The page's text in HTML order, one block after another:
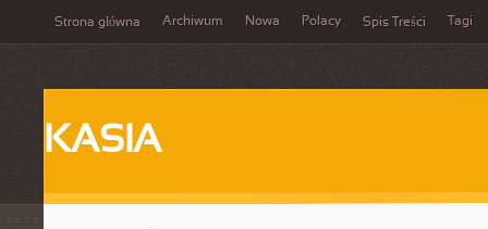
Strona główna Archiwum Nowa Polacy Spis Treści Tagi
KASIA